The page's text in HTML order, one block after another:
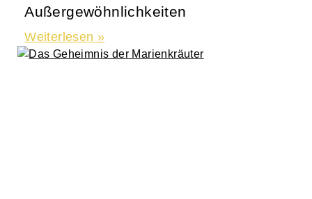
Außergewöhnlichkeiten
Weiterlesen »